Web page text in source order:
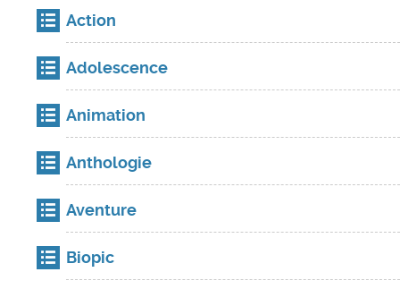
Action
Adolescence
Animation
Anthologie
Aventure
Biopic